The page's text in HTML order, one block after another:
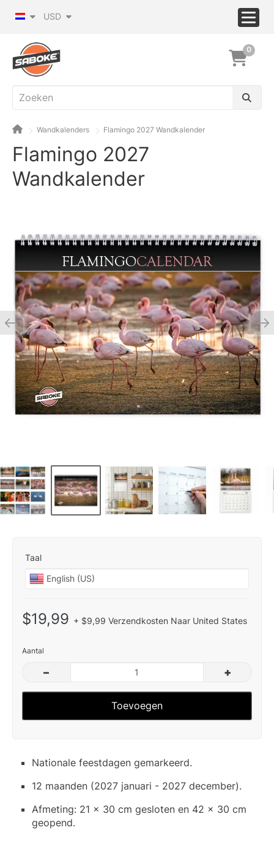
USD
0
Wandkalenders Flamingo 2027 Wandkalender
Flamingo 2027
Wandkalender
Taal
$19,99 + $9,99 Verzendkosten Naar United States
Aantal
– +
Toevoegen
Nationale feestdagen gemarkeerd.
12 maanden (2027 januari - 2027 december).
Afmeting: 21 x 30 cm gesloten en 42 x 30 cm
geopend.